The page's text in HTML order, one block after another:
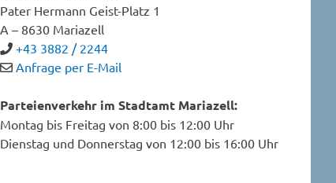
Pater Hermann Geist-Platz 1
A – 8630 Mariazell
+43 3882 / 2244
Anfrage per E-Mail
Parteienverkehr im Stadtamt Mariazell:
Montag bis Freitag von 8:00 bis 12:00 Uhr
Dienstag und Donnerstag von 12:00 bis 16:00 Uhr